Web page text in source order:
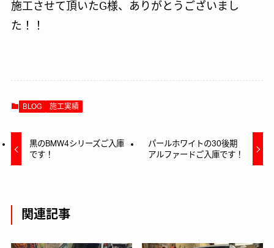
施工させて頂いたG様、ありがとうございまし
た！！
BLOG 施工実績
黒のBMW4シリーズご入庫
です！
パールホワイトの30後期
アルファードご入庫です！
関連記事